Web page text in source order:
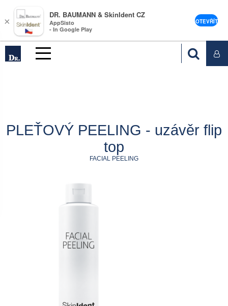
PLEŤOVÝ PEELING - uzávěr flip
top
FACIAL PEELING
×
DR. BAUMANN & SkinIdent CZ
AppSisto
- In Google Play
OTEVŘÍT